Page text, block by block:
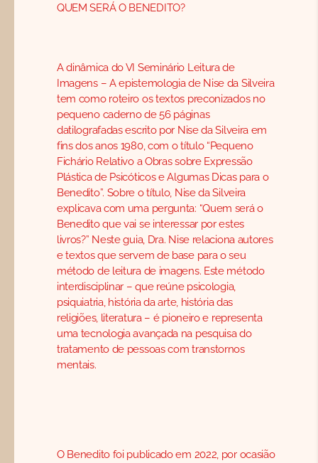
QUEM SERÁ O BENEDITO?
A dinâmica do VI Seminário Leitura de
Imagens – A epistemologia de Nise da Silveira
tem como roteiro os textos preconizados no
pequeno caderno de 56 páginas
datilografadas escrito por Nise da Silveira em
fins dos anos 1980, com o título “Pequeno
Fichário Relativo a Obras sobre Expressão
Plástica de Psicóticos e Algumas Dicas para o
Benedito”. Sobre o título, Nise da Silveira
explicava com uma pergunta: “Quem será o
Benedito que vai se interessar por estes
livros?” Neste guia, Dra. Nise relaciona autores
e textos que servem de base para o seu
método de leitura de imagens. Este método
interdisciplinar – que reúne psicologia,
psiquiatria, história da arte, história das
religiões, literatura – é pioneiro e representa
uma tecnologia avançada na pesquisa do
tratamento de pessoas com transtornos
mentais.
O Benedito foi publicado em 2022, por ocasião